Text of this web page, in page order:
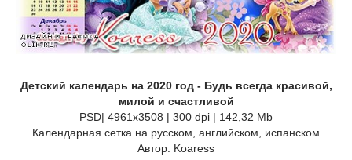
Детский календарь на 2020 год - Будь всегда красивой,
милой и счастливой
PSD| 4961x3508 | 300 dpi | 142,32 Mb
Календарная сетка на русском, английском, испанском
Автор: Koaress